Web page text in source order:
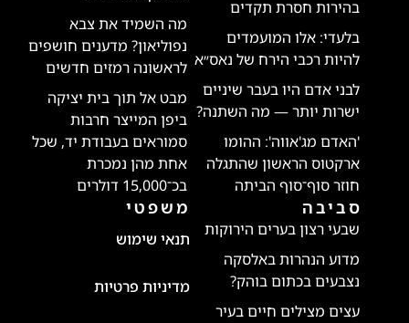
בהירות חסרת תקדים
בלעדי: אלו המועמדים
להיות רכבי הירח של נאס״א
לבני אדם היו בעבר שיניים
ישרות יותר — מה השתנה?
'האדם מג'אווה': ההומו
ארקטוס הראשון שהתגלה
חוזר סוף־סוף הביתה
מה השמיד את צבא
נפוליאון? מדענים חושפים
לראשונה רמזים חדשים
מבט אל תוך בית יציקה
ביפן המייצר חרבות
סמוראים בעבודת יד, שכל
אחת מהן נמכרת
בכ־15,000 דולרים
סביבה
שבעי רצון בערים הירוקות
מדוע הנהרות באלסקה
נצבעים בכתום בוהק?
עצים מצילים חיים בעיר
משפטי
תנאי שימוש
מדיניות פרטיות